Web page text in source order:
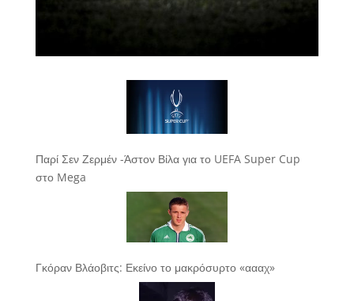
Παρί Σεν Ζερμέν -Άστον Βίλα για το UEFA Super Cup
στο Mega
Γκόραν Βλάοβιτς: Εκείνο το μακρόσυρτο «αααχ»